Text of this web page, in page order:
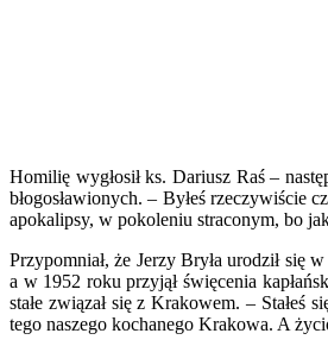
Homilię wygłosił ks. Dariusz Raś –
błogosławionych. – Byłeś rzeczywiście
apokalipsy, w pokoleniu straconym, bo
Przypomniał, że Jerzy Bryła urodził
a w 1952 roku przyjął święcenia
stałe związał się z Krakowem. –
tego naszego kochanego Krakowa. A